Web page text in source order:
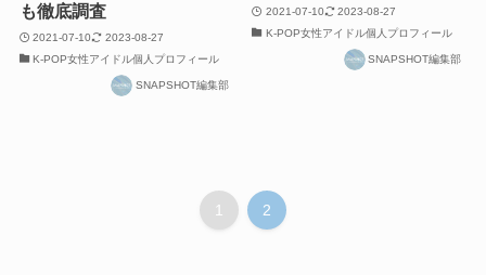
も徹底調査
2021-07-10
2023-08-27
K-POP女性アイドル個人プロフィール
SNAPSHOT編集部
2021-07-10
2023-08-27
K-POP女性アイドル個人プロフィール
SNAPSHOT編集部
1 2